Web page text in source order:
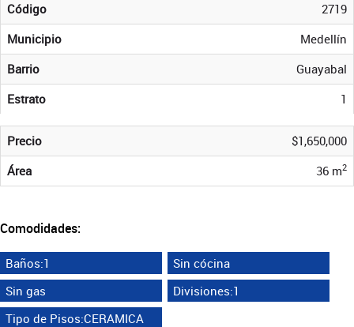
Código
2719
Municipio
Medellín
Barrio
Guayabal
Estrato
1
Precio
$1,650,000
Área
36 m2
Comodidades:
Baños:1
Sin cócina
Sin gas
Divisiones:1
Tipo de Pisos:CERAMICA